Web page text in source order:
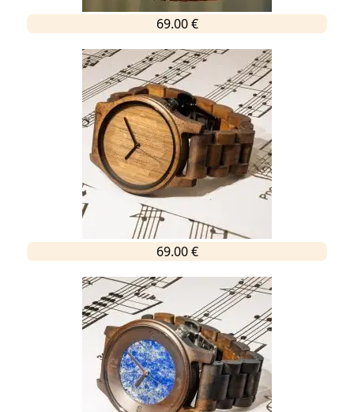
69.00 €
69.00 €